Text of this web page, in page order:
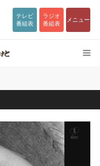
テレビ
番組表
ラジオ
番組表
メニュー